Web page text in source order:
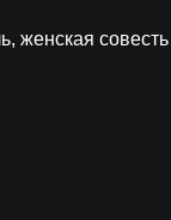
женская